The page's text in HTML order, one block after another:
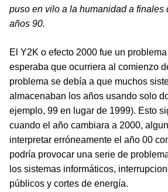
puso en vilo a la humanidad a finales
años 90.
El Y2K o efecto 2000 fue un
esperaba que ocurriera al comienzo
problema se debía a que muchos
almacenaban los años usando solo
ejemplo, 99 en lugar de 1999). Esto
cuando el año cambiara a 2000,
interpretar erróneamente el año 00
podría provocar una serie de
los sistemas informáticos,
públicos y cortes de energía.